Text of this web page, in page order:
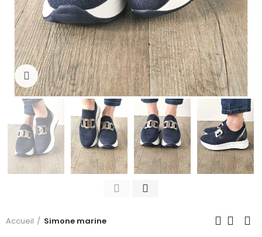
Click to enlarge
Accueil Simone marine